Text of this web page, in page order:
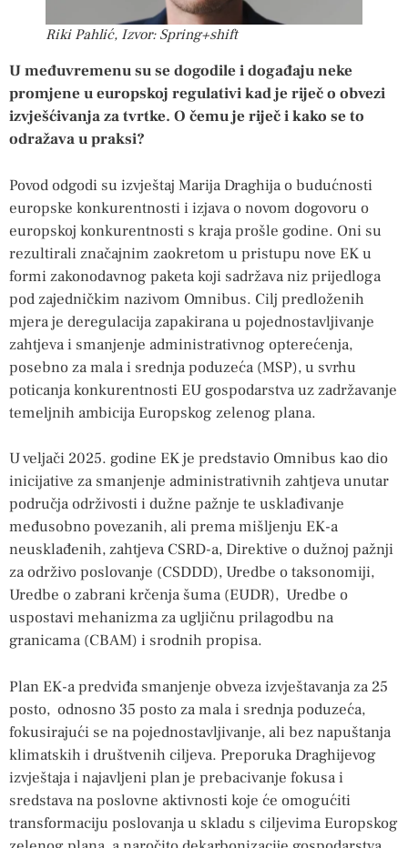
Riki Pahlić, Izvor: Spring+shift
U međuvremenu su se dogodile i događaju neke
promjene u europskoj regulativi kad je riječ o obvezi
izvješćivanja za tvrtke. O čemu je riječ i kako se to
odražava u praksi?
Povod odgodi su izvještaj Marija Draghija o budućnosti
europske konkurentnosti i izjava o novom dogovoru o
europskoj konkurentnosti s kraja prošle godine. Oni su
rezultirali značajnim zaokretom u pristupu nove EK u
formi zakonodavnog paketa koji sadržava niz prijedloga
pod zajedničkim nazivom Omnibus. Cilj predloženih
mjera je deregulacija zapakirana u pojednostavljivanje
zahtjeva i smanjenje administrativnog opterećenja,
posebno za mala i srednja poduzeća (MSP), u svrhu
poticanja konkurentnosti EU gospodarstva uz zadržavanje
temeljnih ambicija Europskog zelenog plana.
U veljači 2025. godine EK je predstavio Omnibus kao dio
inicijative za smanjenje administrativnih zahtjeva unutar
područja održivosti i dužne pažnje te usklađivanje
međusobno povezanih, ali prema mišljenju EK-a
neusklađenih, zahtjeva CSRD-a, Direktive o dužnoj pažnji
za održivo poslovanje (CSDDD), Uredbe o taksonomiji,
Uredbe o zabrani krčenja šuma (EUDR), Uredbe o
uspostavi mehanizma za ugljičnu prilagodbu na
granicama (CBAM) i srodnih propisa.
Plan EK-a predviđa smanjenje obveza izvještavanja za 25
posto, odnosno 35 posto za mala i srednja poduzeća,
fokusirajući se na pojednostavljivanje, ali bez napuštanja
klimatskih i društvenih ciljeva. Preporuka Draghijevog
izvještaja i najavljeni plan je prebacivanje fokusa i
sredstava na poslovne aktivnosti koje će omogućiti
transformaciju poslovanja u skladu s ciljevima Europskog